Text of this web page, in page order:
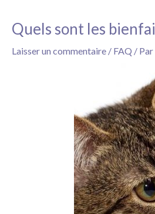
Quels sont les
Laisser un commentaire / FAQ / Par
Navigation
articles